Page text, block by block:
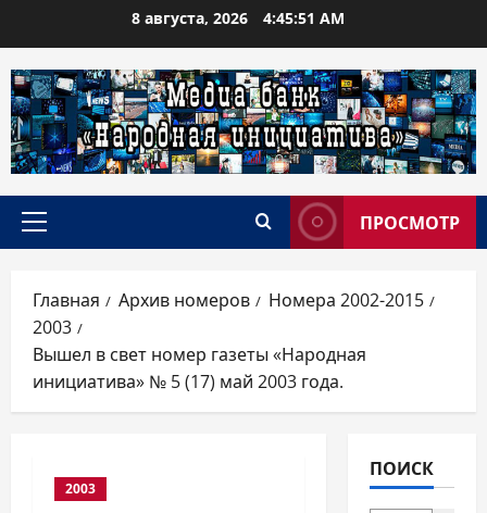
содержимому
8 августа, 2026 4:45:52 AM
Основное
ПРОСМОТР
Главная Архив номеров
Номера 2002-2015
2003
Вышел в свет номер газеты «Народная
инициатива» № 5 (17) май 2003 года.
2003
ПОИСК